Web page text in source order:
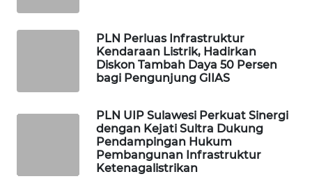
PLN Perluas Infrastruktur
Kendaraan Listrik, Hadirkan
Diskon Tambah Daya 50 Persen
bagi Pengunjung GIIAS
PLN UIP Sulawesi Perkuat Sinergi
dengan Kejati Sultra Dukung
Pendampingan Hukum
Pembangunan Infrastruktur
Ketenagalistrikan
WAHANA
TRAVEL